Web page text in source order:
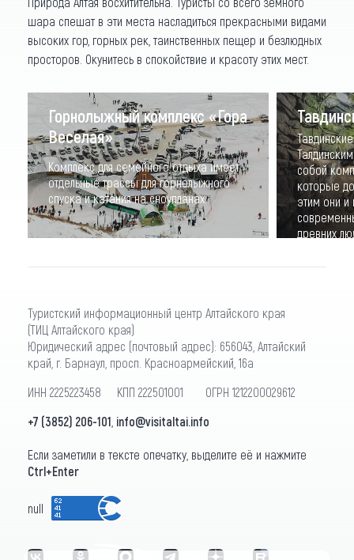
шара спешат в эти места насладиться прекрасными видами
высоких гор, горных рек, таинственных пещер и безлюдных
просторов. Окунитесь в спокойствие и красоту этих мест.
Горнолыжный комплекс «Гора
Веселая»
Комплекс для семейного отдыха имеет
отдельные трассы для горнолыжного
спуска и катания на сноупланах.
собой
которые
этим они и
древних
Туристский информационный центр Алтайского края
(ТИЦ Алтайского края)
Юридический адрес (почтовый адрес): 656043, Алтайский
край, г. Барнаул, просп. Красноармейский, 16а
ИНН 2225223458 КПП 222501001 ОГРН 1212200029612
+7 (3852) 206-101 info@visitaltai.info
Если заметили в тексте опечатку, выделите её и нажмите
Ctrl+Enter
null